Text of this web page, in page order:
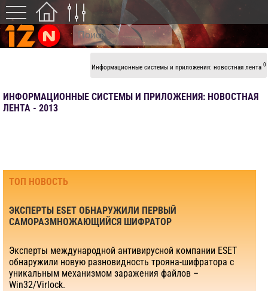
Информационные системы и приложения: новостная лента 0
ИНФОРМАЦИОННЫЕ СИСТЕМЫ И ПРИЛОЖЕНИЯ: НОВОСТНАЯ
ЛЕНТА - 2013
ТОП НОВОСТЬ
ЭКСПЕРТЫ ESET ОБНАРУЖИЛИ ПЕРВЫЙ
САМОРАЗМНОЖАЮЩИЙСЯ ШИФРАТОР
Эксперты международной антивирусной компании ESET
обнаружили новую разновидность трояна-шифратора с
уникальным механизмом заражения файлов –
Win32/Virlock.